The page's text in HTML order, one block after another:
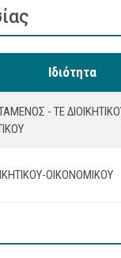
Ιδιότητα
- ΤΕ
ΟΙΚΟΝΟΜΙΚΟΥ